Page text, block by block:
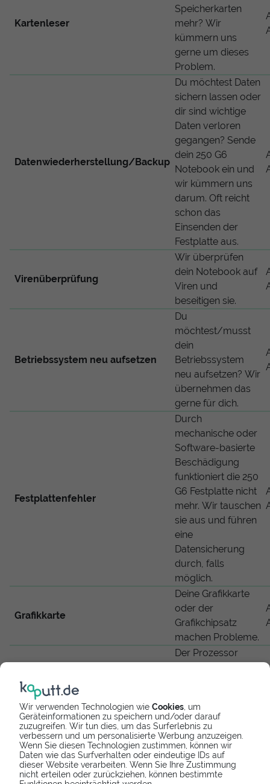
Wir verwenden Technologien wie Cookies , um
Geräteinformationen zu speichern und/oder darauf
zuzugreifen. Wir tun dies, um das Surferlebnis zu
verbessern und um personalisierte Werbung anzuzeigen.
Wenn Sie diesen Technologien zustimmen, können wir
Daten wie das Surfverhalten oder eindeutige IDs auf
dieser Website verarbeiten. Wenn Sie Ihre Zustimmung
nicht erteilen oder zurückziehen, können bestimmte
Kartenleser
Speicherkarten
mehr? Wir
kümmern uns
gerne um dieses
Problem.
Datenwiederherstellung/Backup
Du möchtest Daten
sichern lassen oder
dir sind wichtige
Daten verloren
gegangen? Sende
dein 250 G6
Notebook ein und
wir kümmern uns
darum. Oft reicht
schon das
Einsenden der
Festplatte aus.
Virenüberprüfung
Wir überprüfen
dein Notebook auf
Viren und
beseitigen sie.
Betriebssystem neu aufsetzen
Du
möchtest/musst
dein
Betriebssystem
neu aufsetzen? Wir
übernehmen das
gerne für dich.
Festplattenfehler
Durch
mechanische oder
Software-basierte
Beschädigung
funktioniert die 250
G6 Festplatte nicht
mehr. Wir tauschen
sie aus und führen
eine
Datensicherung
durch, falls
möglich.
Grafikkarte
Deine Grafikkarte
oder der
Grafikchipsatz
machen Probleme.
Prozessor
Der Prozessor
mehr richtig.
WLAN
Dein HP WLAN
funktioniert nicht
mehr? Wir sehen
uns deinen Laptop